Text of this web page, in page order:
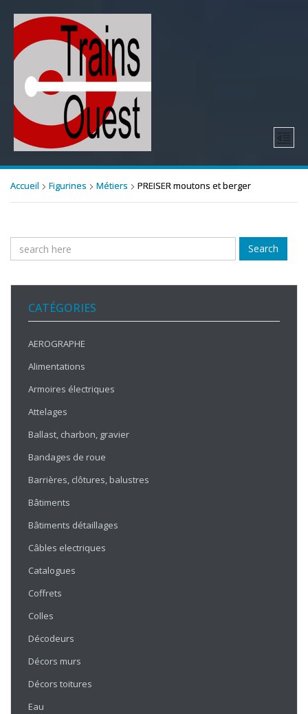
Accueil Figurines Métiers PREISER moutons et berger
Search
CATÉGORIES
AEROGRAPHE
Alimentations
Armoires électriques
Attelages
Ballast, charbon, gravier
Bandages de roue
Barrières, clôtures, balustres
Bâtiments
Bâtiments détaillages
Câbles electriques
Catalogues
Coffrets
Colles
Décodeurs
Décors murs
Décors toitures
Eau